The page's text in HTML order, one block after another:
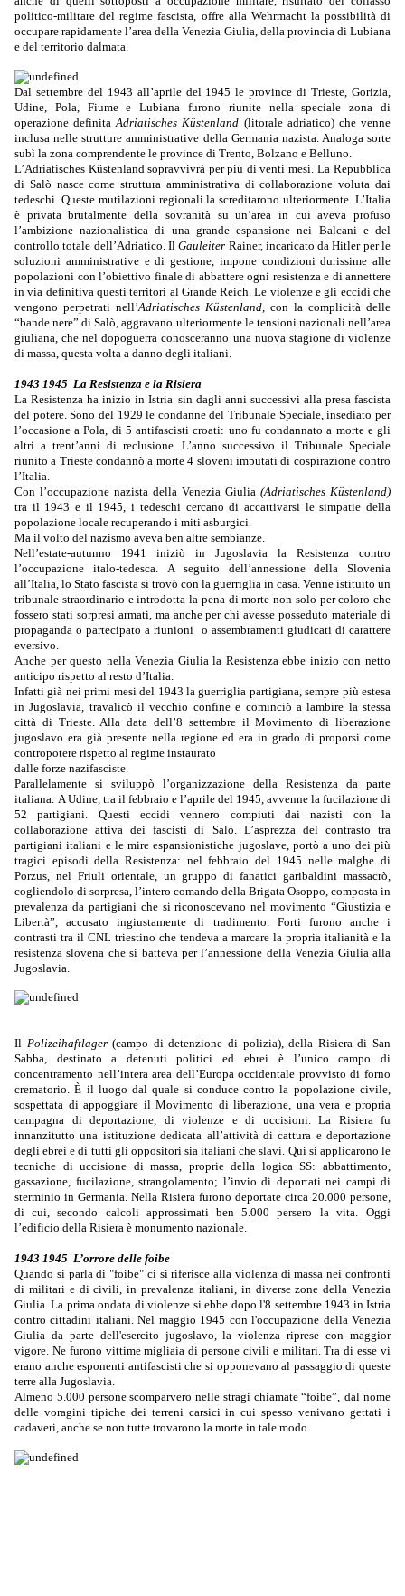
politico-militare del regime fascista, offre alla Wehrmacht la possibilità di
occupare rapidamente l’area della Venezia Giulia, della provincia di Lubiana
e del territorio dalmata.
Dal settembre del 1943 all’aprile del 1945 le province di Trieste, Gorizia,
Udine, Pola, Fiume e Lubiana furono riunite nella speciale zona di
operazione definitaAdriatisches Küstenland (litorale adriatico) che venne
inclusa nelle strutture amministrative della Germania nazista. Analoga sorte
subì la zona comprendente le province di Trento, Bolzano e Belluno.
L’Adriatisches Küstenland sopravvivrà per più di venti mesi. La Repubblica
di Salò nasce come struttura amministrativa di collaborazione voluta dai
tedeschi. Queste mutilazioni regionali la screditarono ulteriormente. L’Italia
è privata brutalmente della sovranità su un’area in cui aveva profuso
l’ambizione nazionalistica di una grande espansione nei Balcani e del
controllo totale dell’Adriatico. IlGauleiter Rainer, incaricato da Hitler per le
soluzioni amministrative e di gestione, impone condizioni durissime alle
popolazioni con l’obiettivo finale di abbattere ogni resistenza e di annettere
in via definitiva questi territori al Grande Reich. Le violenze e gli eccidi che
vengono perpetrati nell’Adriatisches Küstenland, con la complicità delle
“bande nere” di Salò, aggravano ulteriormente le tensioni nazionali nell’area
giuliana, che nel dopoguerra conosceranno una nuova stagione di violenze
di massa, questa volta a danno degli italiani.
1943 1945 La Resistenza e la Risiera
La Resistenza ha inizio in Istria sin dagli anni successivi alla presa fascista
del potere. Sono del 1929 le condanne del Tribunale Speciale, insediato per
l’occasione a Pola, di 5 antifascisti croati: uno fu condannato a morte e gli
altri a trent’anni di reclusione. L’anno successivo il Tribunale Speciale
riunito a Trieste condannò a morte 4 sloveni imputati di cospirazione contro
l’Italia.
Con l’occupazione nazista della Venezia Giulia (Adriatisches Küstenland)
tra il 1943 e il 1945, i tedeschi cercano di accattivarsi le simpatie della
popolazione locale recuperando i miti asburgici.
Ma il volto del nazismo aveva ben altre sembianze.
Nell’estate-autunno 1941 iniziò in Jugoslavia la Resistenza contro
l’occupazione italo-tedesca.
A seguito dell’annessione della Slovenia
all’Italia, lo Stato fascista si trovò con la guerriglia in casa. Venne istituito un
tribunale straordinario e introdotta la pena di morte non solo per coloro che
fossero stati sorpresi armati, ma anche per chi avesse posseduto materiale di
propaganda o partecipato a riunioni o assembramenti giudicati di carattere
eversivo.
Anche per questo nella Venezia Giulia la Resistenza ebbe inizio con netto
anticipo rispetto al resto d’Italia.
Infatti già nei primi mesi del 1943 la guerriglia partigiana, sempre più estesa
in Jugoslavia, travalicò il vecchio confine e cominciò a lambire la stessa
città di Trieste. Alla data dell’8 settembre il Movimento di liberazione
jugoslavo era già presente nella regione ed era in grado di proporsi come
contropotere rispetto al regime instaurato
dalle forze nazifasciste.
Parallelamente si sviluppò l’organizzazione della Resistenza da parte
italiana. A Udine, tra il febbraio e l’aprile del 1945, avvenne la fucilazione di
52 partigiani. Questi eccidi vennero compiuti dai nazisti con la
collaborazione attiva dei fascisti di Salò. L’asprezza del contrasto tra
partigiani italiani e le mire espansionistiche jugoslave, portò a uno dei più
tragici episodi della Resistenza: nel febbraio del 1945 nelle malghe di
Porzus, nel Friuli orientale, un gruppo di fanatici garibaldini massacrò,
cogliendolo di sorpresa, l’intero comando della Brigata Osoppo, composta in
prevalenza da partigiani che si riconoscevano nel movimento “Giustizia e
Libertà”, accusato ingiustamente di tradimento. Forti furono anche i
contrasti tra il CNL triestino che tendeva a marcare la propria italianità e la
resistenza slovena che si batteva per l’annessione della Venezia Giulia alla
Jugoslavia.
Il Polizeihaftlager(campo di detenzione di polizia), della Risiera di San
Sabba, destinato a detenuti politici ed ebrei
è l’unico campo di
concentramento nell’intera area dell’Europa occidentale provvisto di forno
crematorio. È il luogo dal quale si conduce contro la popolazione civile,
sospettata di appoggiare il Movimento di liberazione, una vera e propria
campagna di deportazione, di violenze e di uccisioni. La Risiera fu
innanzitutto una istituzione dedicata all’attività di cattura e deportazione
degli ebrei e di tutti gli oppositori sia italiani che slavi. Qui si applicarono le
tecniche di uccisione di massa, proprie della logica SS: abbattimento,
gassazione, fucilazione, strangolamento; l’invio di deportati nei campi di
sterminio in Germania. Nella Risiera furono deportate circa 20.000 persone,
di cui, secondo calcoli approssimati ben 5.000 persero la vita.
Oggi
l’edificio della Risiera è monumento nazionale.
1943 1945 L’orrore delle foibe
Quando si parla di "foibe" ci si riferisce alla violenza di massa nei confronti
di militari e di civili, in prevalenza italiani, in diverse zone della Venezia
Giulia. La prima ondata di violenze si ebbe dopo l'8 settembre 1943 in Istria
contro cittadini italiani. Nel maggio 1945 con l'occupazione della Venezia
Giulia da parte dell'esercito jugoslavo, la violenza riprese con maggior
vigore. Ne furono vittime migliaia di persone civili e militari. Tra di esse vi
erano anche esponenti antifascisti che si opponevano al passaggio di queste
terre alla Jugoslavia.
Almeno 5.000 persone scomparvero nelle stragi chiamate “foibe”, dal nome
delle voragini tipiche dei terreni carsici in cui spesso venivano gettati i
cadaveri, anche se non tutte trovarono la morte in tale modo.